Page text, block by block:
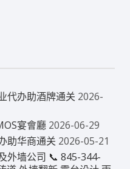
代办助酒牌通关 2026-
宴會廳 2026-06-29
助华商通关 2026-05-21
外墙公司 📞 845-344-